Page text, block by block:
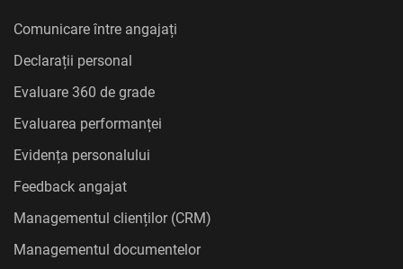
Comunicare între angajați
Declarații personal
Evaluare 360 de grade
Evaluarea performanței
Evidența personalului
Feedback angajat
Managementul clienților (CRM)
Managementul documentelor